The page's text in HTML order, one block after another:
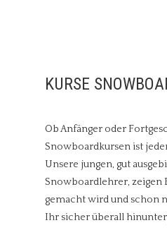
KURSE
Ob Anfänger oder
Snowboardkursen ist
Unsere jungen, gut
Snowboardlehrer, zeigen
gemacht wird und schon
Ihr sicher überall